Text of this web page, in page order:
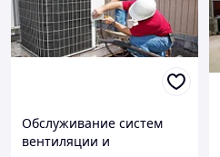
Обслуживание систем
вентиляции и